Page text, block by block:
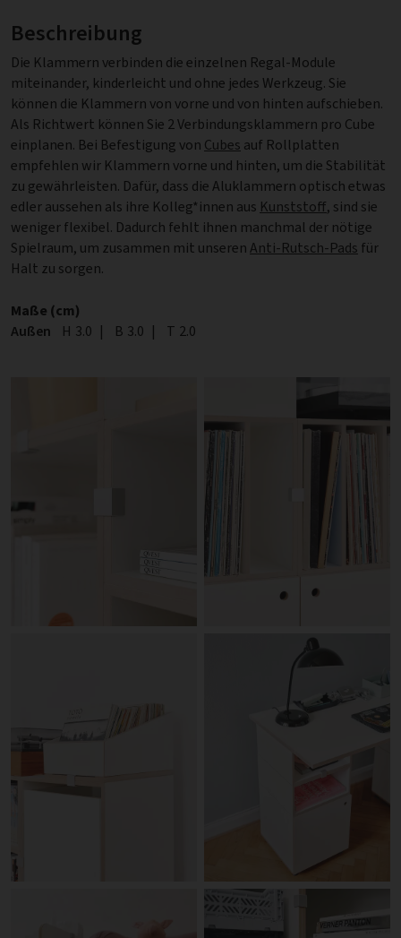
Beschreibung
Die Klammern verbinden die einzelnen Regal-Module
miteinander, kinderleicht und ohne jedes Werkzeug. Sie
können die Klammern von vorne und von hinten aufschieben.
Als Richtwert können Sie 2 Verbindungsklammern pro Cube
einplanen. Bei Befestigung von Cubes
empfehlen wir Klammern vorne und hinten, um die Stabilität
zu gewährleisten. Dafür, dass die Aluklammern optisch etwas
edler aussehen als ihre Kolleg*innen aus Kunststoff, sind sie
weniger flexibel. Dadurch fehlt ihnen manchmal der nötige
Spielraum, um zusammen mit unserenAnti-Rutsch-Pads für
Halt zu sorgen.
Maße (cm)
Außen
Höhe
H 3.0 | Breite
B 3.0 | Tiefe
T 2.0